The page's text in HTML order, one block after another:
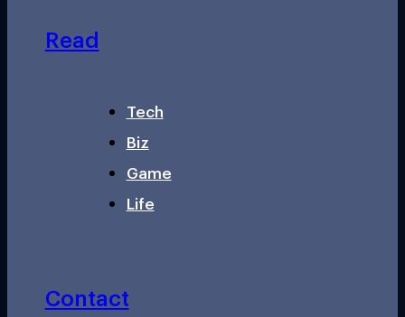
Read
Tech
Biz
Game
Life
Contact